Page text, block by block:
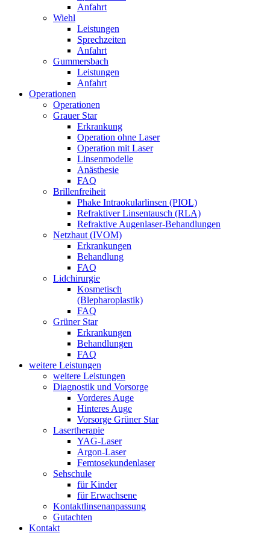
Anfahrt
Wiehl
Leistungen
Sprechzeiten
Anfahrt
Gummersbach
Leistungen
Anfahrt
Operationen
Operationen
Grauer Star
Erkrankung
Operation ohne Laser
Operation mit Laser
Linsenmodelle
Anästhesie
FAQ
Brillenfreiheit
Phake Intraokularlinsen (PIOL)
Refraktiver Linsentausch (RLA)
Refraktive Augenlaser-Behandlungen
Netzhaut (IVOM)
Erkrankungen
Behandlung
FAQ
Lidchirurgie
Kosmetisch
(Blepharoplastik)
FAQ
Grüner Star
Erkrankungen
Behandlungen
FAQ
weitere Leistungen
weitere Leistungen
Diagnostik und Vorsorge
Vorderes Auge
Hinteres Auge
Vorsorge Grüner Star
Lasertherapie
YAG-Laser
Argon-Laser
Femtosekunden­laser
Sehschule
für Kinder
für Erwachsene
Kontaktlinsen­anpassung
Gutachten
Kontakt